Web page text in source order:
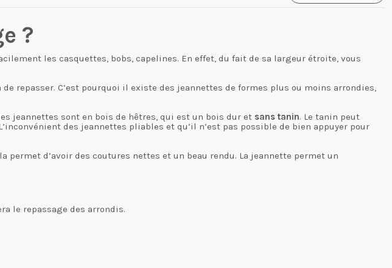
?
les casquettes, bobs, capelines. En effet, du fait de sa largeur étroite, vous
repasser. C’est pourquoi il existe des jeannettes de formes plus ou moins arrondies,
jeannettes sont en bois de hêtres, qui est un bois dur et sans tanin. Le tanin peut
des jeannettes pliables et qu’il n’est pas possible de bien appuyer pour
d’avoir des coutures nettes et un beau rendu. La jeannette permet un
le repassage des arrondis.